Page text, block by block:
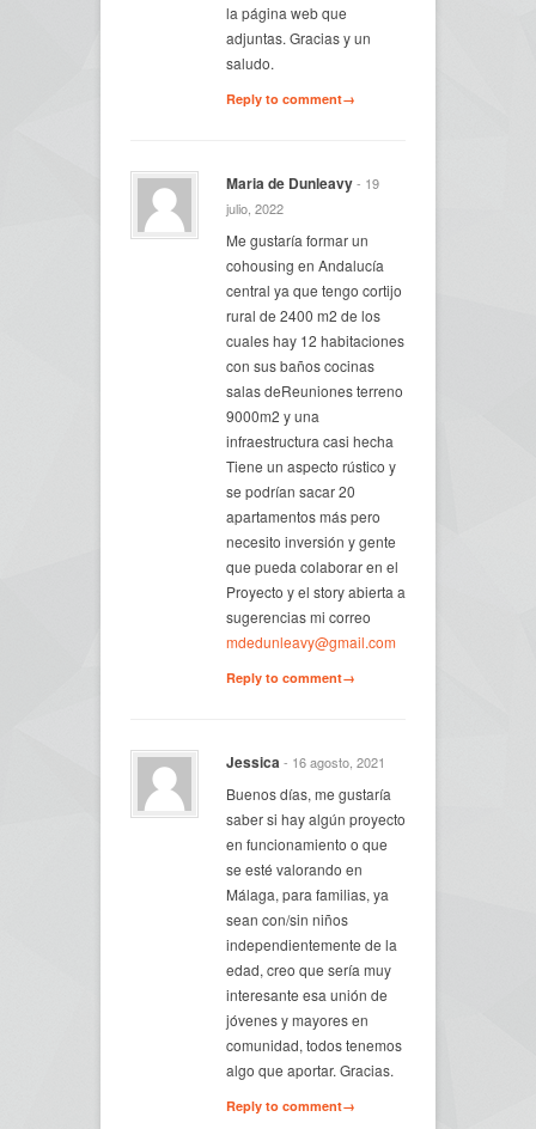
la página web que
adjuntas. Gracias y un
saludo.
Reply to comment→
Maria de Dunleavy- 19
julio, 2022
Me gustaría formar un
cohousing en Andalucía
central ya que tengo cortijo
rural de 2400 m2 de los
cuales hay 12 habitaciones
con sus baños cocinas
salas deReuniones terreno
9000m2 y una
infraestructura casi hecha
Tiene un aspecto rústico y
se podrían sacar 20
apartamentos más pero
necesito inversión y gente
que pueda colaborar en el
Proyecto y el story abierta a
sugerencias mi correo
mdedunleavy@gmail.com
Reply to comment→
Jessica- 16 agosto, 2021
Buenos días, me gustaría
saber si hay algún proyecto
en funcionamiento o que
se esté valorando en
Málaga, para familias, ya
sean con/sin niños
independientemente de la
edad, creo que sería muy
interesante esa unión de
jóvenes y mayores en
comunidad, todos tenemos
algo que aportar. Gracias.
Reply to comment→